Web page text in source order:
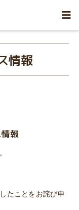
情報
報
たことをお詫び申